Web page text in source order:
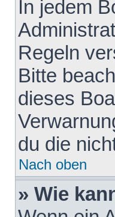
In jedem
Regeln
Bitte
dieses
du die
Nach oben
» Wie